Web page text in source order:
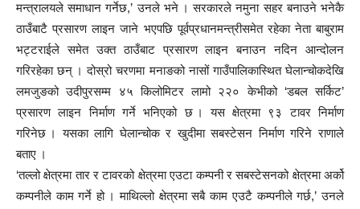
मन्त्रालयले समाधान गर्नेछ,’ उनले भने । सरकारले नमुना सहर बनाउने भनेकै
ठाउँबाटै प्रसारण लाइन जाने भएपछि पूर्वप्रधानमन्त्रीसमेत रहेका नेता बाबुराम
भट्टराईले समेत उक्त ठाउँबाट प्रसारण लाइन बनाउन नदिन आन्दोलन
गरिरहेका छन् । दोस्रो चरणमा मनाङको नासों गाउँपालिकास्थित घेलान्चोकदेखि
लमजुङको उदीपुरसम्म ४५ किलोमिटर लामो २२० केभीको ‘डबल सर्किट’
प्रसारण लाइन निर्माण गर्ने भनिएको छ । यस क्षेत्रमा ९३ टावर निर्माण
गरिनेछ । यसका लागि घेलान्चोक र खुदीमा सबस्टेसन निर्माण गरिने राणाले
बताए ।
‘तल्लो क्षेत्रमा तार र टावरको क्षेत्रमा एउटा कम्पनी र सबस्टेसनको क्षेत्रमा अर्को
कम्पनीले काम गर्ने हो । माथिल्लो क्षेत्रमा सबै काम एउटै कम्पनीले गर्छ,’ उनले